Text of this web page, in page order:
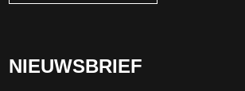
NIEUWSBRIEF